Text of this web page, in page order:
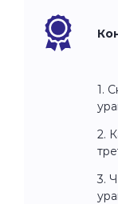
1.
2.
3.